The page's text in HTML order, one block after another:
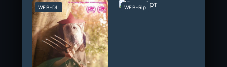
WEB-DL WEB-Rip